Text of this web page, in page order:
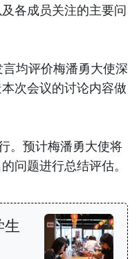
各成员关注的主要问
均评价梅潘勇大使深
次会议的讨论内容做
。预计梅潘勇大使将
问题进行总结评估。
生